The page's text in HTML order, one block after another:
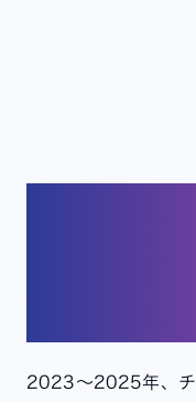
2023〜2025年、チ